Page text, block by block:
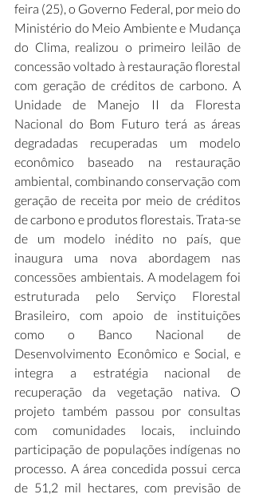
feira (25), o Governo Federal, por meio do
Ministério do Meio Ambiente e Mudança
do Clima, realizou o primeiro leilão de
concessão voltado à restauração florestal
com geração de créditos de carbono. A
Unidade de Manejo II da Floresta
Nacional do Bom Futuro terá as áreas
degradadas recuperadas um modelo
econômico baseado na restauração
ambiental, combinando conservação com
geração de receita por meio de créditos
de carbono e produtos florestais. Trata-se
de um modelo inédito no país, que
inaugura uma nova abordagem nas
concessões ambientais. A modelagem foi
estruturada pelo Serviço Florestal
Brasileiro, com apoio de instituições
como o Banco Nacional de
Desenvolvimento Econômico e Social, e
integra a estratégia nacional de
recuperação da vegetação nativa. O
projeto também passou por consultas
com comunidades locais, incluindo
participação de populações indígenas no
processo. A área concedida possui cerca
de 51,2 mil hectares, com previsão de